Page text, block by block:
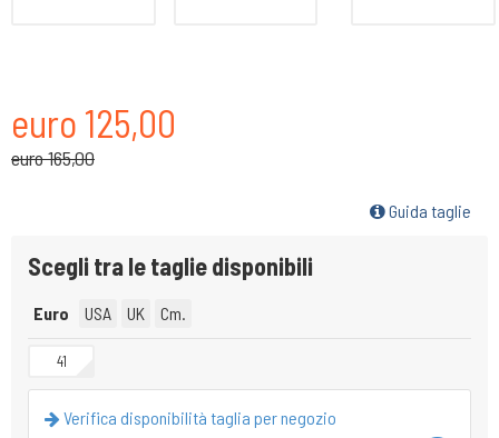
euro 125,00
euro 165,00
Guida taglie
Scegli tra le taglie disponibili
Euro USA UK Cm.
41
Verifica disponibilità taglia per negozio